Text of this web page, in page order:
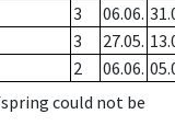
3 06.06.
3 27.05.
2 06.06.
could not be